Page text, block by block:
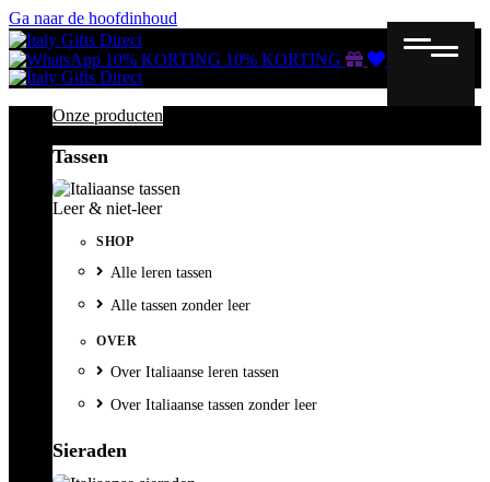
Ga naar de hoofdinhoud
10% KORTING 10% KORTING Gutscheine
Wunschliste
Warenkorb
Onze producten
Tassen
Leer & niet-leer
SHOP
Alle leren tassen
Alle tassen zonder leer
OVER
Over Italiaanse leren tassen
Over Italiaanse tassen zonder leer
Sieraden